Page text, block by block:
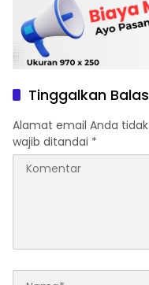
Tinggalkan
Alamat email Anda
wajib ditandai *